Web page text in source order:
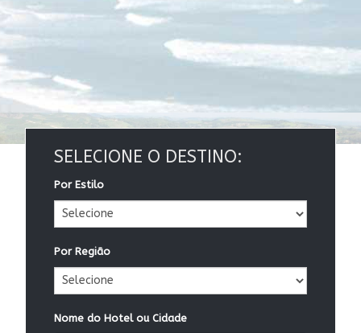
SELECIONE O DESTINO:
Por Estilo
Por Região
Nome do Hotel ou Cidade